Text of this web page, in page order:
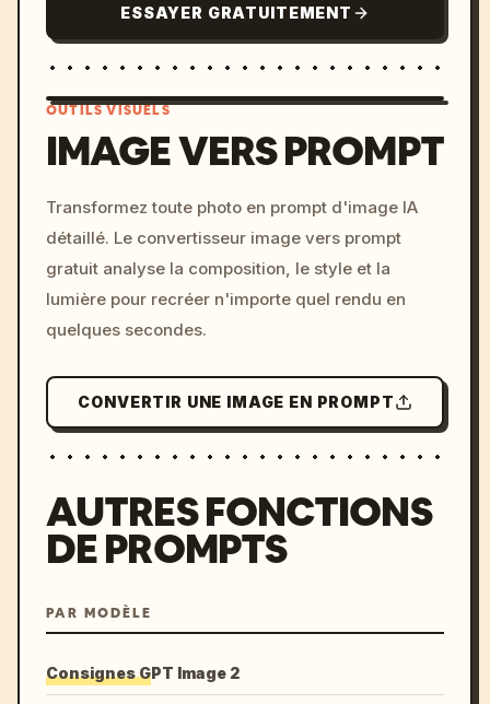
ESSAYER GRATUITEMENT
c, cyberpunk sunset, neon
colors, 8k --v 6.0
OUTILS VISUELS
IMAGE VERS PROMPT
Transformez toute photo en prompt d'image IA
détaillé. Le convertisseur image vers prompt
gratuit analyse la composition, le style et la
lumière pour recréer n'importe quel rendu en
quelques secondes.
CONVERTIR UNE IMAGE EN PROMPT
AUTRES FONCTIONS
DE PROMPTS
PAR MODÈLE
Consignes GPT Image 2